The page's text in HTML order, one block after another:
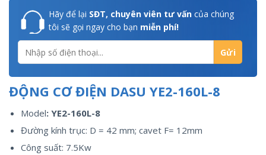
Hãy để lại SĐT, chuyên viên tư vấn của chúng
tôi sẽ gọi ngay cho bạn miễn phí!
ĐỘNG CƠ ĐIỆN DASU YE2-160L-8
Model: YE2-160L-8
Đường kính trục: D = 42 mm; cavet F= 12mm
Công suất: 7.5Kw